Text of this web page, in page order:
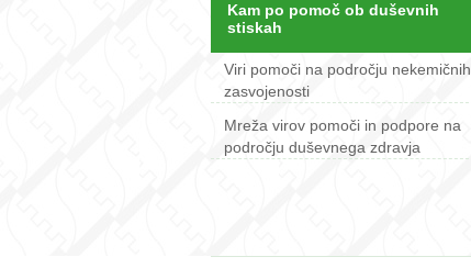
Kam po pomoč ob duševnih
stiskah
Viri pomoči na področju nekemičnih
zasvojenosti
Mreža virov pomoči in podpore na
področju duševnega zdravja